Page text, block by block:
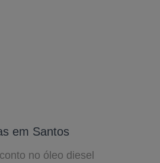
em Santos
no óleo diesel